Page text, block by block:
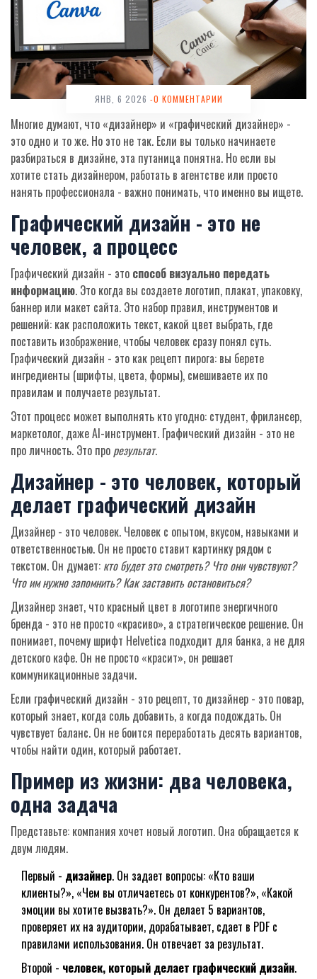
ЯНВ, 6 2026 -0 КОММЕНТАРИИ
Многие думают, что «дизайнер» и «графический дизайнер» -
это одно и то же. Но это не так. Если вы только начинаете
разбираться в дизайне, эта путаница понятна. Но если вы
хотите стать дизайнером, работать в агентстве или просто
нанять профессионала - важно понимать, что именно вы ищете.
Графический дизайн - это не
человек, а процесс
Графический дизайн - это способ визуально передать
информацию. Это когда вы создаете логотип, плакат, упаковку,
баннер или макет сайта. Это набор правил, инструментов и
решений: как расположить текст, какой цвет выбрать, где
поставить изображение, чтобы человек сразу понял суть.
Графический дизайн - это как рецепт пирога: вы берете
ингредиенты (шрифты, цвета, формы), смешиваете их по
правилам и получаете результат.
Этот процесс может выполнять кто угодно: студент, фрилансер,
маркетолог, даже AI-инструмент. Графический дизайн - это не
про личность. Это про результат.
Дизайнер - это человек, который
делает графический дизайн
Дизайнер - это человек. Человек с опытом, вкусом, навыками и
ответственностью. Он не просто ставит картинку рядом с
текстом. Он думает: кто будет это смотреть? Что они чувствуют?
Что им нужно запомнить? Как заставить остановиться?
Дизайнер знает, что красный цвет в логотипе энергичного
бренда - это не просто «красиво», а стратегическое решение. Он
понимает, почему шрифт Helvetica подходит для банка, а не для
детского кафе. Он не просто «красит», он решает
коммуникационные задачи.
Если графический дизайн - это рецепт, то дизайнер - это повар,
который знает, когда соль добавить, а когда подождать. Он
чувствует баланс. Он не боится переработать десять вариантов,
чтобы найти один, который работает.
Пример из жизни: два человека,
одна задача
Представьте: компания хочет новый логотип. Она обращается к
двум людям.
Первый - дизайнер. Он задает вопросы: «Кто ваши
клиенты?», «Чем вы отличаетесь от конкурентов?», «Какой
эмоции вы хотите вызвать?». Он делает 5 вариантов,
проверяет их на аудитории, дорабатывает, сдает в PDF с
правилами использования. Он отвечает за результат.
Второй - человек, который делает графический дизайн.